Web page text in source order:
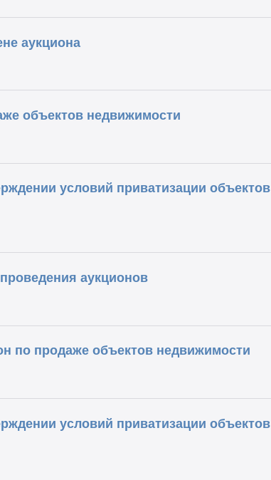
аукциона
объектов недвижимости
условий приватизации объектов
аукционов
по продаже объектов недвижимости
условий приватизации объектов